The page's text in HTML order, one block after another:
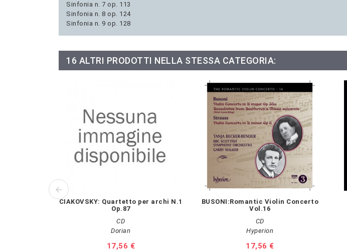
Sinfonia n. 7 op. 113
Sinfonia n. 8 op. 124
Sinfonia n. 9 op. 128
16 ALTRI PRODOTTI NELLA STESSA CATEGORIA:
CIAKOVSKY: Quartetto per archi N.1
Op.87
CD
Dorian
Prezzo
17,56 €
BUSONI:Romantic Violin Concerto
Vol.16
CD
Hyperion
Prezzo
17,56 €